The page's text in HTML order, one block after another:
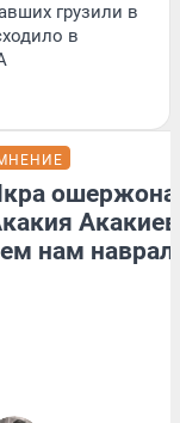
грузили в
в
нам